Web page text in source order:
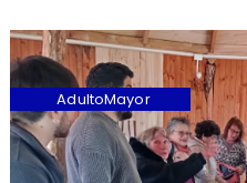
AdultoMayor